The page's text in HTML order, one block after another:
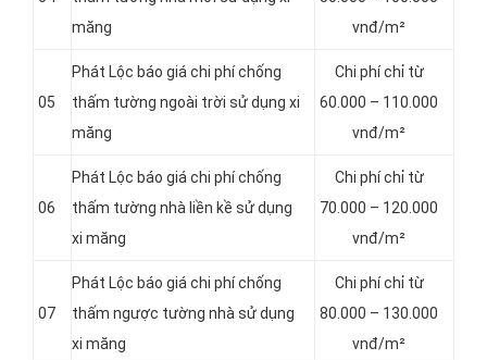
măng
vnđ/m²
05
Phát Lộc báo giá chi phí chống
thấm tường ngoài trời sử dụng xi
măng
Chi phí chỉ từ
60.000 – 110.000
vnđ/m²
06
Phát Lộc báo giá chi phí chống
thấm tường nhà liền kề sử dụng
xi măng
Chi phí chỉ từ
70.000 – 120.000
vnđ/m²
07
Phát Lộc báo giá chi phí chống
thấm ngược tường nhà sử dụng
xi măng
Chi phí chỉ từ
80.000 – 130.000
vnđ/m²